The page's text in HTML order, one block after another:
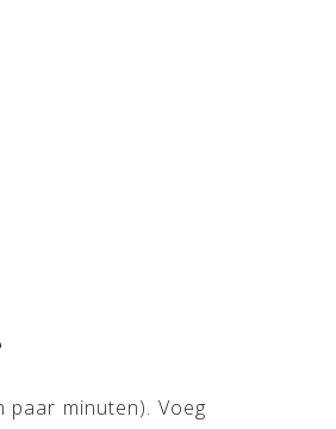
minuten). Voeg